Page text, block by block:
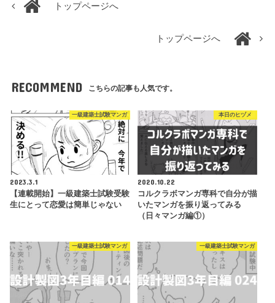
トップページへ
トップページへ
RECOMMEND こちらの記事も人気です。
一級建築士試験マンガ
2023.3.1
【連載開始】一級建築士試験受験
生にとって恋愛は簡単じゃない
本日のヒヅメ
2020.10.22
コルクラボマンガ専科で自分が描
いたマンガを振り返ってみる
（日々マンガ編①）
一級建築士試験マンガ 一級建築士試験マンガ